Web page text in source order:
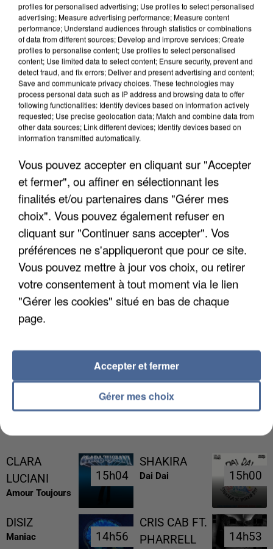
UN SECOND CADRE DE LA DZ MAFIA
INTERPELLÉ EN ALGÉRIE
UNE TOURISTE DE L’OISE EMPORTÉE PAR UNE
COULÉE DE BOUE EN HAUTE-SAVOIE
CLARA
LUCIANI
Amour Toujours
15h04
15h04
SHAKIRA
Dai Dai 15h00
15h00
DISIZ
Maniac 14h56
14h56
CRIS CAB FT.
PHARRELL
14h53
14h53
profiles for personalised advertising; Use profiles to select personalised
advertising; Measure advertising performance; Measure content
performance; Understand audiences through statistics or combinations
of data from different sources; Develop and improve services; Create
profiles to personalise content; Use profiles to select personalised
content; Use limited data to select content; Ensure security, prevent and
detect fraud, and fix errors; Deliver and present advertising and content;
Save and communicate privacy choices. These technologies may
process personal data such as IP address and browsing data to offer
following functionalities: Identify devices based on information actively
requested; Use precise geolocation data; Match and combine data from
other data sources; Link different devices; Identify devices based on
information transmitted automatically.
Vous pouvez accepter en cliquant sur "Accepter
et fermer", ou affiner en sélectionnant les
finalités et/ou partenaires dans "Gérer mes
choix". Vous pouvez également refuser en
cliquant sur "Continuer sans accepter". Vos
préférences ne s'appliqueront que pour ce site.
Vous pouvez mettre à jour vos choix, ou retirer
votre consentement à tout moment via le lien
"Gérer les cookies" situé en bas de chaque
page.
Gérer mes choix
Accepter et fermer